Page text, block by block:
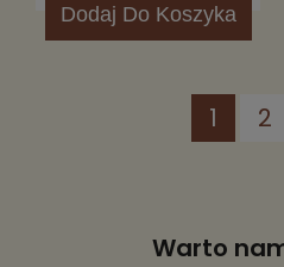
Dodaj Do Koszyka
1 2
Warto